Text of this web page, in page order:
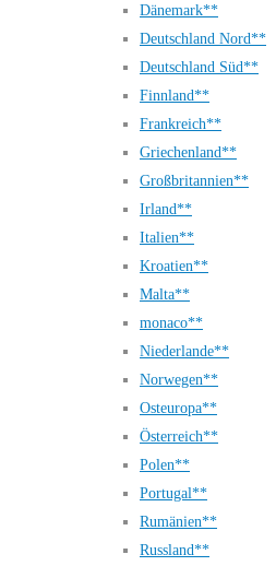
Dänemark**
Deutschland Nord**
Deutschland Süd**
Finnland**
Frankreich**
Griechenland**
Großbritannien**
Irland**
Italien**
Kroatien**
Malta**
monaco**
Niederlande**
Norwegen**
Osteuropa**
Österreich**
Polen**
Portugal**
Rumänien**
Russland**